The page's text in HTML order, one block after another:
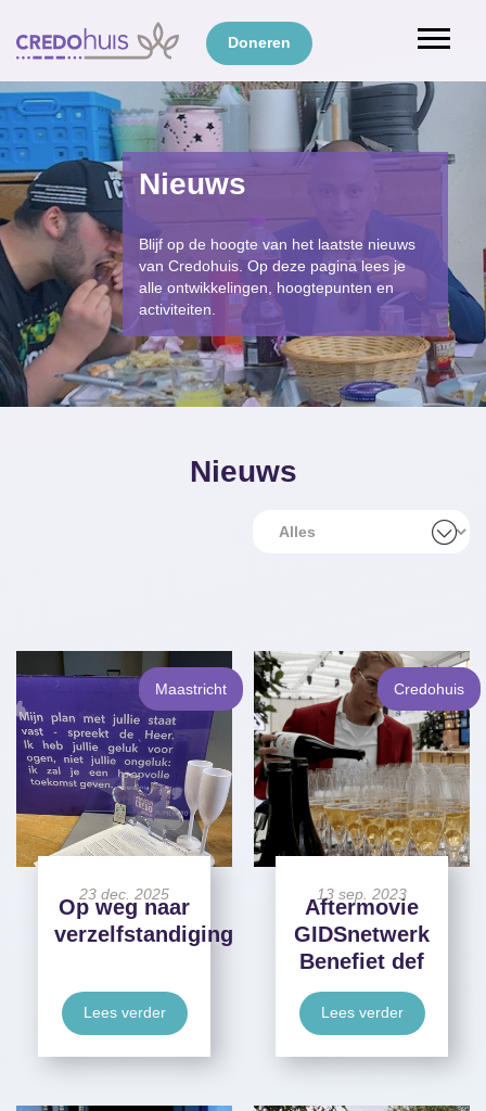
Doneren
Nieuws
Blijf op de hoogte van het laatste nieuws
van Credohuis. Op deze pagina lees je
alle ontwikkelingen, hoogtepunten en
activiteiten.
Nieuws
plaats:
Alles
Credohuis
Maastricht
Op weg naar
verzelfstandiging
Maastricht
23 dec. 2025
Lees verder
Aftermovie
GIDSnetwerk
Benefiet def
Credohuis
13 sep. 2023
Lees verder